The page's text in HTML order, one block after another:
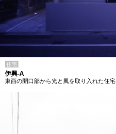
住宅
伊興-A
東西の開口部から光と風を取り入れた住宅